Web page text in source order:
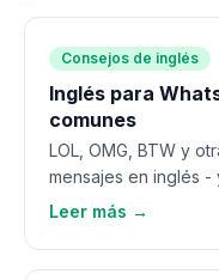
Consejos de inglés
Inglés para
comunes
LOL, OMG, BTW y
mensajes en inglés -
Leer más →